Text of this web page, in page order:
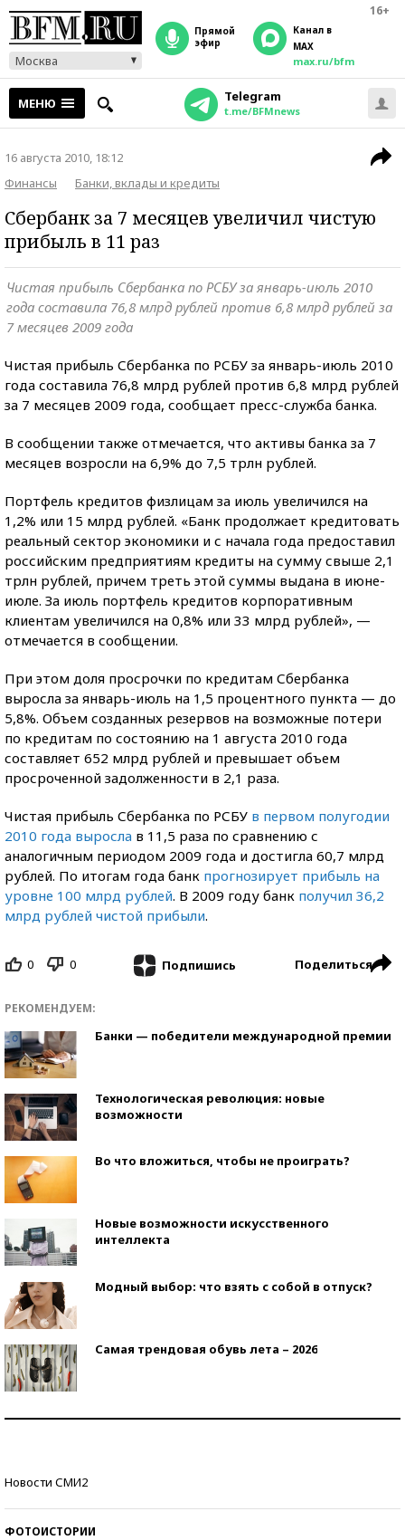
16+
Москва
прямой
эфир
Канал в
MAX
max.ru/bfm
МЕНЮ Telegram
t.me/BFMnews
16 августа 2010, 18:12
Финансы
Банки, вклады и кредиты
Сбербанк за 7 месяцев увеличил чистую
прибыль в 11 раз
Чистая прибыль Сбербанка по РСБУ за январь-июль 2010
года составила 76,8 млрд рублей против 6,8 млрд рублей за
7 месяцев 2009 года
Чистая прибыль Сбербанка по РСБУ за январь-июль 2010
года составила 76,8 млрд рублей против 6,8 млрд рублей
за 7 месяцев 2009 года, сообщает пресс-служба банка.
В сообщении также отмечается, что активы банка за 7
месяцев возросли на 6,9% до 7,5 трлн рублей.
Портфель кредитов физлицам за июль увеличился на
1,2% или 15 млрд рублей. «Банк продолжает кредитовать
реальный сектор экономики и с начала года предоставил
российским предприятиям кредиты на сумму свыше 2,1
трлн рублей, причем треть этой суммы выдана в июне-
июле. За июль портфель кредитов корпоративным
клиентам увеличился на 0,8% или 33 млрд рублей», —
отмечается в сообщении.
При этом доля просрочки по кредитам Сбербанка
выросла за январь-июль на 1,5 процентного пункта — до
5,8%. Объем созданных резервов на возможные потери
по кредитам по состоянию на 1 августа 2010 года
составляет 652 млрд рублей и превышает объем
просроченной задолженности в 2,1 раза.
Чистая прибыль Сбербанка по РСБУ в первом полугодии
2010 года выросла в 11,5 раза по сравнению с
аналогичным периодом 2009 года и достигла 60,7 млрд
рублей. По итогам года банк прогнозирует прибыль на
уровне 100 млрд рублей. В 2009 году банк получил 36,2
млрд рублей чистой прибыли.
0 0 Подпишись Поделиться
РЕКОМЕНДУЕМ:
Банки — победители международной премии
Технологическая революция: новые
возможности
Во что вложиться, чтобы не проиграть?
Новые возможности искусственного
интеллекта
Модный выбор: что взять с собой в отпуск?
Самая трендовая обувь лета – 2026
Новости СМИ2
ФОТОИСТОРИИ